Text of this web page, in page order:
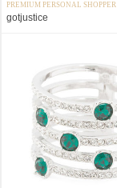
PREMIUM PERSONAL SHOPPER
gotjustice